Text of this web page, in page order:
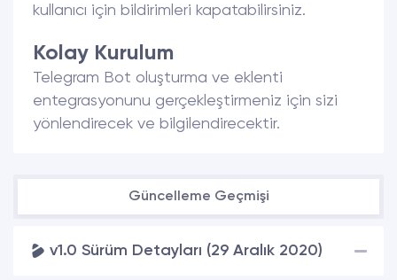
kullanıcı için bildirimleri kapatabilirsiniz.
Kolay Kurulum
Telegram Bot oluşturma ve eklenti
entegrasyonunu gerçekleştirmeniz için sizi
yönlendirecek ve bilgilendirecektir.
Güncelleme Geçmişi
v1.0 Sürüm Detayları (29 Aralık 2020)